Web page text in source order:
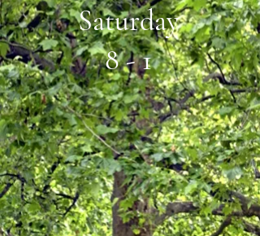
Saturday
8 - 1